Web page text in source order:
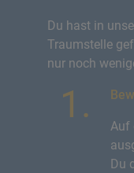
Du hast in
Traumstelle
nur noch
Auf
Du